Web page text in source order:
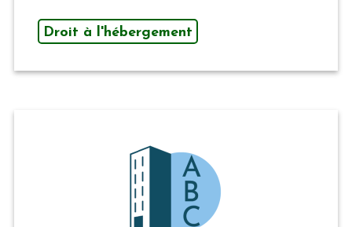
Droit à l'hébergement